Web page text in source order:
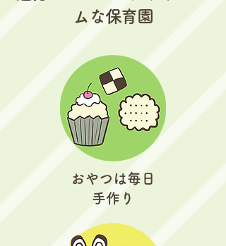
ムな保育園
おやつは毎日
手作り